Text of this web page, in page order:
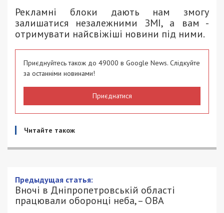
Рекламні блоки дають нам змогу
залишатися незалежними ЗМІ, а вам -
отримувати найсвіжіші новини під ними.
Приєднуйтесь також до 49000 в Google News. Слідкуйте
за останніми новинами!
Приєднатися
Читайте також
Предыдущая статья:
Вночі в Дніпропетровській області
працювали оборонці неба, – ОВА